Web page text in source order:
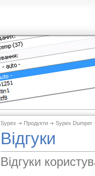
Sypex Продукти Sypex Dumper
Відгуки
Відгуки